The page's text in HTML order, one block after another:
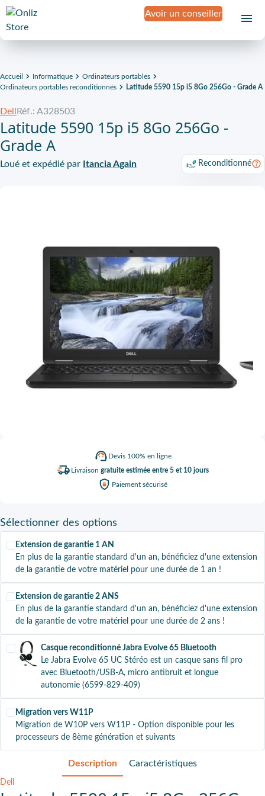
Avoir un conseiller
Accueil Informatique
Ordinateurs portables
Ordinateurs portables reconditionnés
Latitude 5590 15p i5 8Go 256Go - Grade A
Devis 100% en ligne
Livraison gratuite estimée entre 5 et 10 jours
Paiement sécurisé
Dell Réf.: A328503
Latitude 5590 15p i5 8Go 256Go -
Grade A
Loué et expédié par Itancia Again Reconditionné
Sélectionner des options
Extension de garantie 1 AN
En plus de la garantie standard d'un an, bénéficiez d'une extension
de la garantie de votre matériel pour une durée de 1 an !
Extension de garantie 2 ANS
En plus de la garantie standard d'un an, bénéficiez d'une extension
de la garantie de votre matériel pour une durée de 2 ans !
Casque reconditionné Jabra Evolve 65 Bluetooth
Le Jabra Evolve 65 UC Stéréo est un casque sans fil pro
avec Bluetooth/USB-A, micro antibruit et longue
autonomie (6599-829-409)
Migration vers W11P
Migration de W10P vers W11P - Option disponible pour les
processeurs de 8ème génération et suivants
Description Caractéristiques
Dell